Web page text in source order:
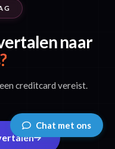
naar
creditcard vereist.
Chat met ons